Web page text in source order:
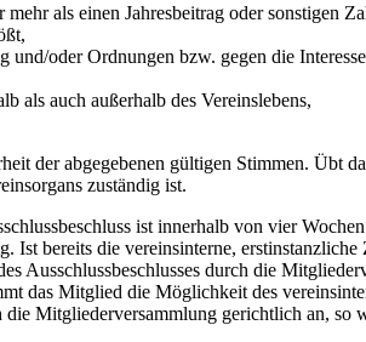
als einen Jahresbeitrag oder sonstigen
oder Ordnungen bzw. gegen die
als auch außerhalb des Vereinslebens,
der abgegebenen gültigen Stimmen.
zuständig ist.
ist innerhalb von vier
bereits die vereinsinterne,
durch die
das Mitglied die Möglichkeit des
Mitgliederversammlung gerichtlich an, so